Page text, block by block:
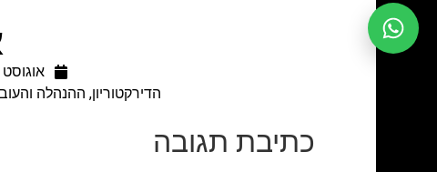
אוגוסט 19,
הדירקטוריון, ההנהלה
כתיבת תגובה